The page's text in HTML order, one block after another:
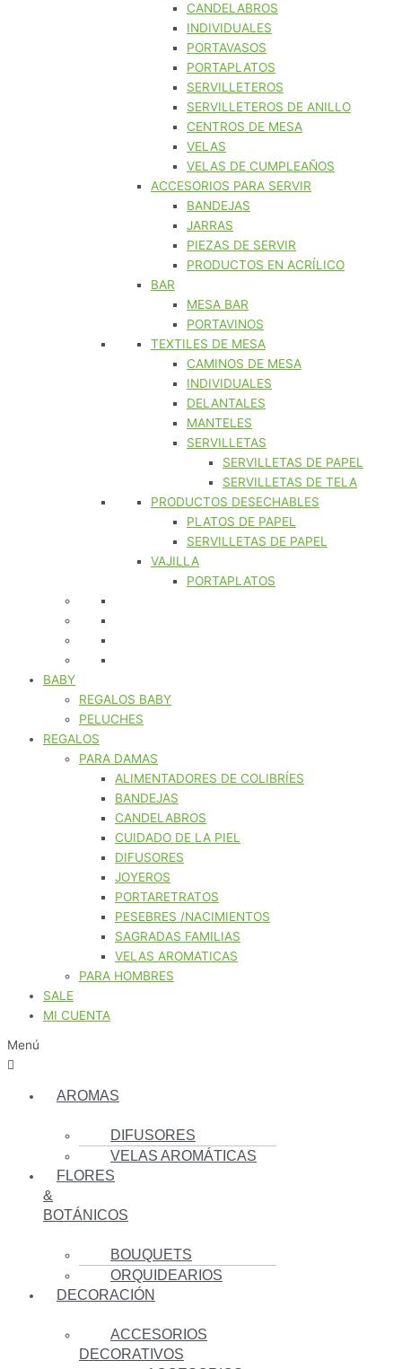
CANDELABROS
INDIVIDUALES
PORTAVASOS
PORTAPLATOS
SERVILLETEROS
SERVILLETEROS DE ANILLO
CENTROS DE MESA
VELAS
VELAS DE CUMPLEAÑOS
ACCESORIOS PARA SERVIR
BANDEJAS
JARRAS
PIEZAS DE SERVIR
PRODUCTOS EN ACRÍLICO
BAR
MESA BAR
PORTAVINOS
TEXTILES DE MESA
CAMINOS DE MESA
INDIVIDUALES
DELANTALES
MANTELES
SERVILLETAS
SERVILLETAS DE PAPEL
SERVILLETAS DE TELA
PRODUCTOS DESECHABLES
PLATOS DE PAPEL
SERVILLETAS DE PAPEL
VAJILLA
PORTAPLATOS
BABY
REGALOS BABY
PELUCHES
REGALOS
PARA DAMAS
ALIMENTADORES DE COLIBRÍES
BANDEJAS
CANDELABROS
CUIDADO DE LA PIEL
DIFUSORES
JOYEROS
PORTARETRATOS
PESEBRES /NACIMIENTOS
SAGRADAS FAMILIAS
VELAS AROMATICAS
PARA HOMBRES
SALE
MI CUENTA
Menú
AROMAS
DIFUSORES
VELAS AROMÁTICAS
FLORES
&
BOTÁNICOS
BOUQUETS
ORQUIDEARIOS
DECORACIÓN
ACCESORIOS
DECORATIVOS